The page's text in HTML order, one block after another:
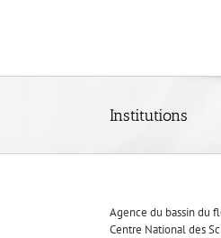
Institutions
Agence du bassin du
Centre National des